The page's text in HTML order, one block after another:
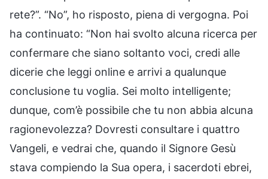
rete?”. “No”, ho risposto, piena di vergogna. Poi
ha continuato: “Non hai svolto alcuna ricerca per
confermare che siano soltanto voci, credi alle
dicerie che leggi online e arrivi a qualunque
conclusione tu voglia. Sei molto intelligente;
dunque, com’è possibile che tu non abbia alcuna
ragionevolezza? Dovresti consultare i quattro
Vangeli, e vedrai che, quando il Signore Gesù
stava compiendo la Sua opera, i sacerdoti ebrei,